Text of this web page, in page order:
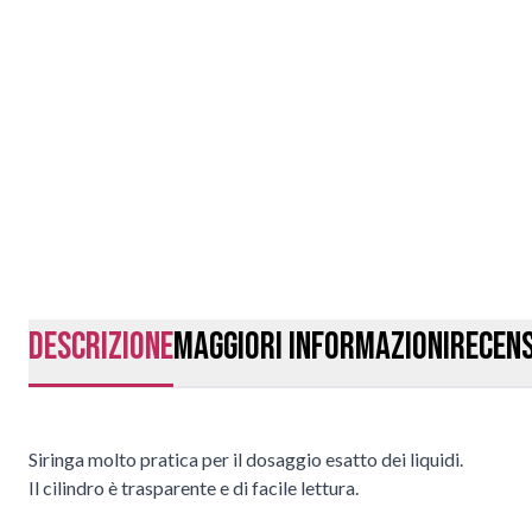
DescrizioneMaggiori Informazioni
Siringa molto pratica per il dosaggio esatto dei liquidi.
Il cilindro è trasparente e di facile lettura.